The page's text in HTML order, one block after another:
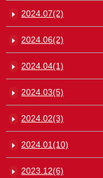
2024.07(2)
2024.06(2)
2024.04(1)
2024.03(5)
2024.02(3)
2024.01(10)
2023.12(6)